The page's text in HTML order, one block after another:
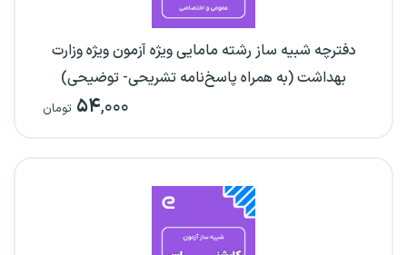
دفترچه شبیه ساز رشته مامایی ویژه آزمون ویژه وزارت
بهداشت (به همراه پاسخ‌نامه تشریحی- توضیحی)
۵۴,۰۰۰ تومان